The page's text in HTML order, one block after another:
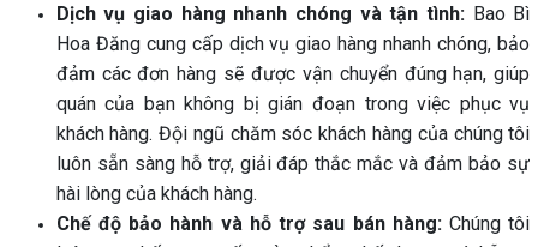
Dịch vụ giao hàng nhanh chóng và tận tình:Bao Bì
Hoa Đăng cung cấp dịch vụ giao hàng nhanh chóng, bảo
đảm các đơn hàng sẽ được vận chuyển đúng hạn, giúp
quán của bạn không bị gián đoạn trong việc phục vụ
khách hàng. Đội ngũ chăm sóc khách hàng của chúng tôi
luôn sẵn sàng hỗ trợ, giải đáp thắc mắc và đảm bảo sự
hài lòng của khách hàng.
Chế độ bảo hành và hỗ trợ sau bán hàng:Chúng tôi